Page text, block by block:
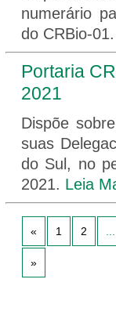
numerário
do CRBio-
Portaria
2021
Dispõe
suas
do Sul, no
2021. Leia
« 1 2
»